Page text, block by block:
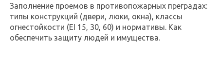
Заполнение проемов в противопожарных преградах:
типы конструкций (двери, люки, окна), классы
огнестойкости (EI 15, 30, 60) и нормативы. Как
обеспечить защиту людей и имущества.